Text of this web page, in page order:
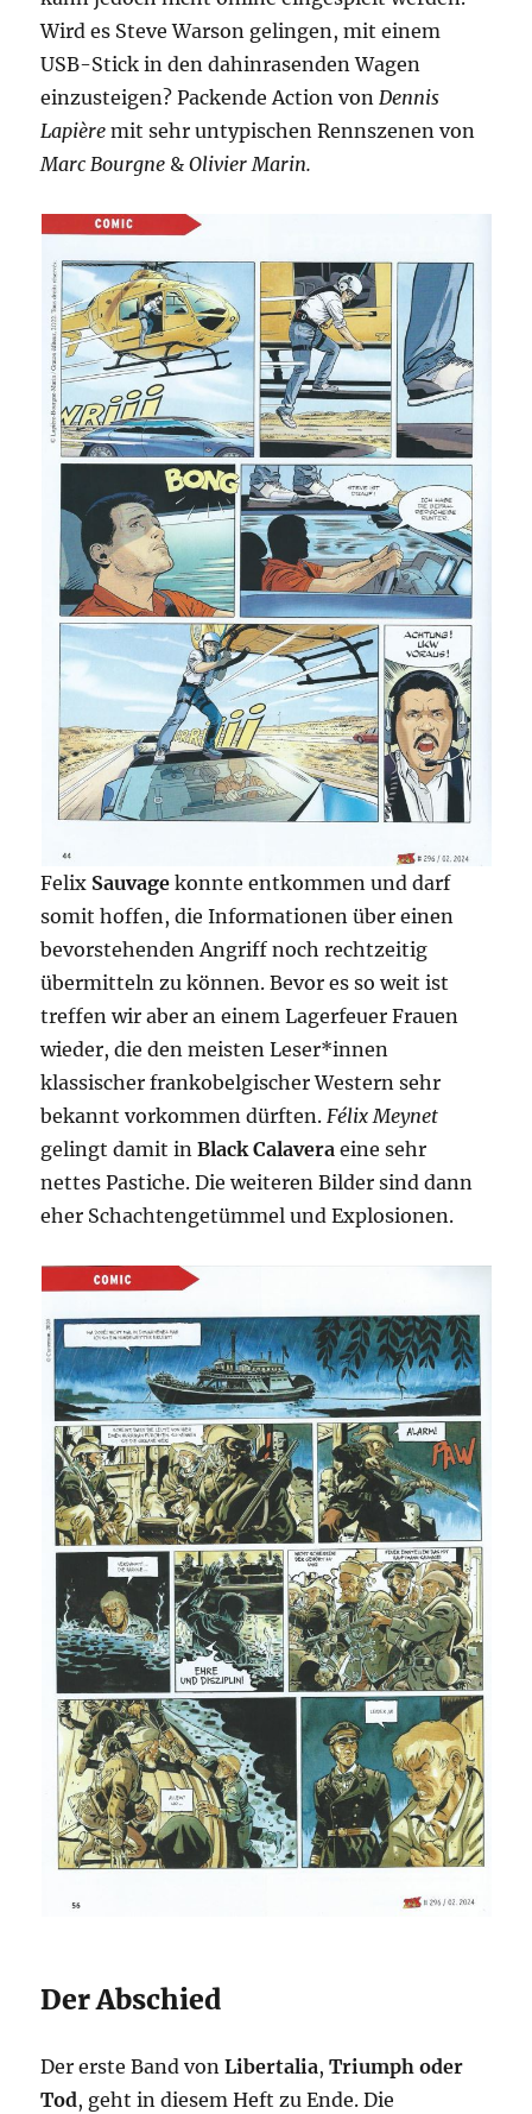
Wird es Steve Warson gelingen, mit einem
USB-Stick in den dahinrasenden Wagen
einzusteigen? Packende Action vonDennis
Lapièremit sehr untypischen Rennszenen von
Marc Bourgne &Olivier Marin.
Felix Sauvage konnte entkommen und darf
somit hoffen, die Informationen über einen
bevorstehenden Angriff noch rechtzeitig
übermitteln zu können. Bevor es so weit ist
treffen wir aber an einem Lagerfeuer Frauen
wieder, die den meisten Leser*innen
klassischer frankobelgischer Western sehr
bekannt vorkommen dürften.Félix Meynet
gelingt damit inBlack Calavera eine sehr
nettes Pastiche. Die weiteren Bilder sind dann
eher Schachtengetümmel und Explosionen.
Der Abschied
Der erste Band vonLibertalia,Triumph oder
Tod, geht in diesem Heft zu Ende. Die